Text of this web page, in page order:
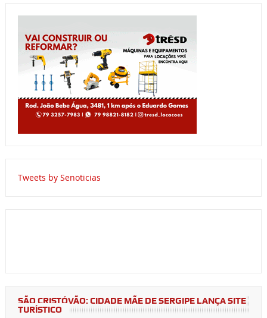
Tweets by Senoticias
SÃO CRISTÓVÃO: CIDADE MÃE DE SERGIPE LANÇA SITE
TURÍSTICO